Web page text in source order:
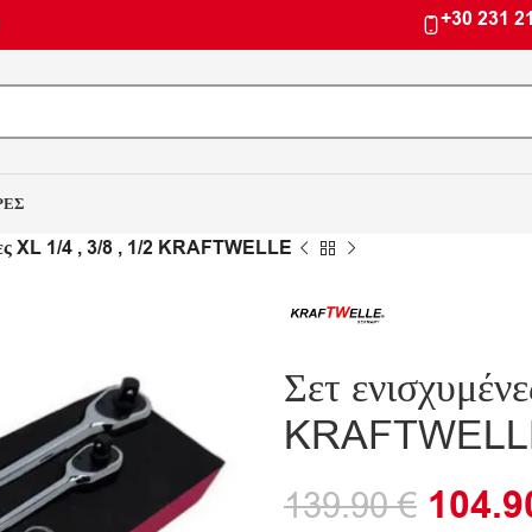
+30 231
XL 1/4 , 3/8 , 1/2 KRAFTWELLE
Σετ
139.90€